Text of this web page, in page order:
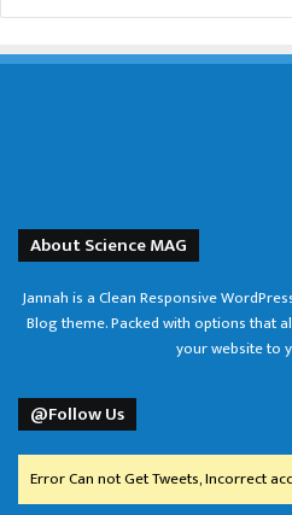
About Science MAG
Jannah is a Clean Responsive
Blog theme. Packed with options that
your website to
@Follow Us
Error Can not Get Tweets, Incorrect